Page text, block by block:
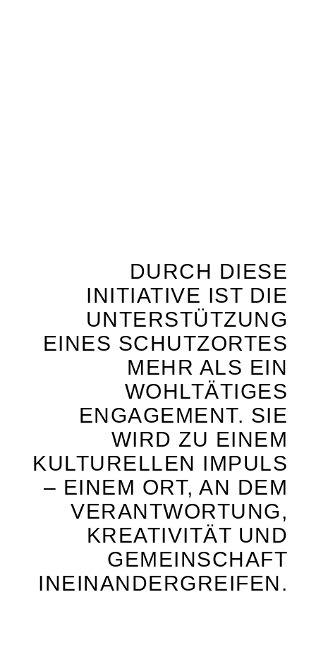
DURCH DIESE
INITIATIVE IST DIE
UNTERSTÜTZUNG
EINES SCHUTZORTES
MEHR ALS EIN
WOHLTÄTIGES
ENGAGEMENT. SIE
WIRD ZU EINEM
KULTURELLEN IMPULS
– EINEM ORT, AN DEM
VERANTWORTUNG,
KREATIVITÄT UND
GEMEINSCHAFT
INEINANDERGREIFEN.